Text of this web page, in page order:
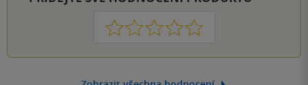
1 2 3 4 5